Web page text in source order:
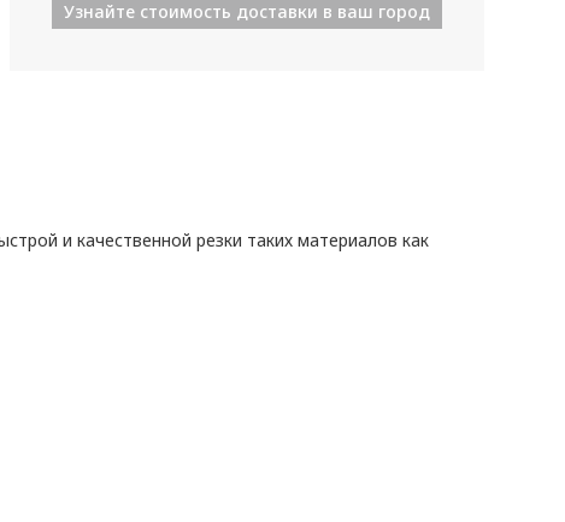
Узнайте стоимость доставки в ваш город
и качественной резки таких материалов как